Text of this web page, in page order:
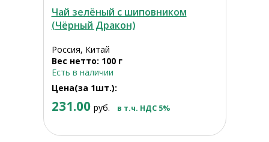
Чай зелёный с шиповником
(Чёрный Дракон)
Россия, Китай
Вес нетто: 100 г
Есть в наличии
Цена(за 1шт.):
231.00 руб. в т.ч. НДС 5%